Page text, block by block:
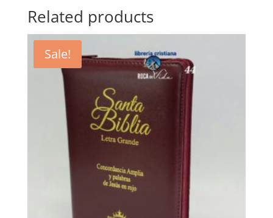
Related products
Sale!